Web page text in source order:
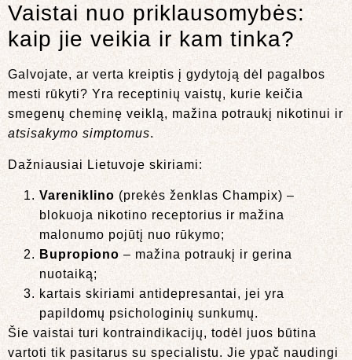
Vaistai nuo priklausomybės:
kaip jie veikia ir kam tinka?
Galvojate, ar verta kreiptis į gydytoją dėl pagalbos
mesti rūkyti? Yra receptinių vaistų, kurie keičia
smegenų cheminę veiklą, mažina potraukį nikotinui ir
atsisakymo simptomus.
Dažniausiai Lietuvoje skiriami:
Vareniklino (prekės ženklas Champix) –
blokuoja nikotino receptorius ir mažina
malonumo pojūtį nuo rūkymo;
Bupropiono – mažina potraukį ir gerina
nuotaiką;
kartais skiriami antidepresantai, jei yra
papildomų psichologinių sunkumų.
Šie vaistai turi kontraindikacijų, todėl juos būtina
vartoti tik pasitarus su specialistu. Jie ypač naudingi